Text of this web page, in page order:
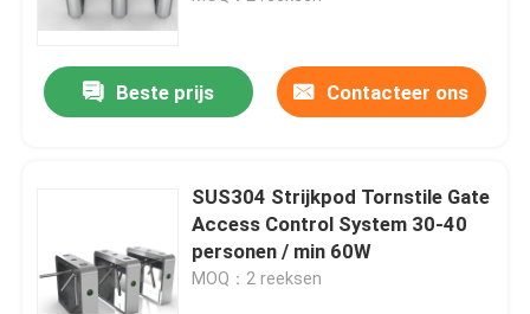
Thuis
Videos
Beste prijs Contacteer ons
SUS304 Strijkpod Tornstile Gate
Access Control System 30-40
personen / min 60W
MOQ：2 reeksen